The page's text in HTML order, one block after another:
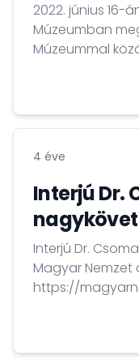
2022. június 16-
Múzeumban
Múzeummal
megnyitón
Koltay Erika
főszervezője a
4 éve
Interjú Dr.
Interjú Dr.
Magyar
https://